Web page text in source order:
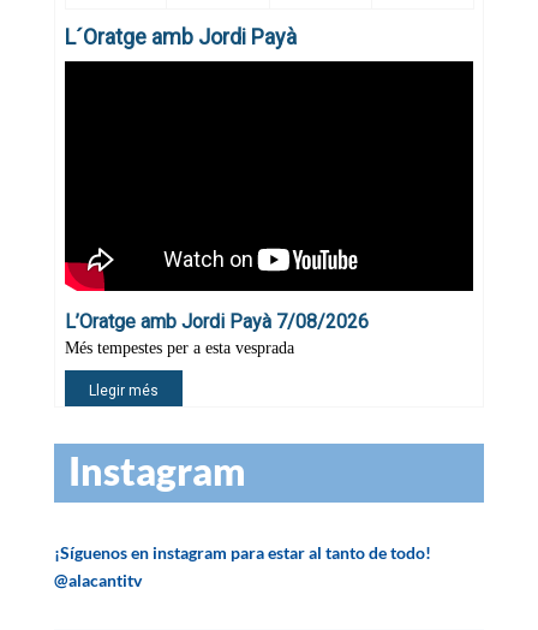
Instagram
¡Síguenos en instagram para estar al tanto de todo!
@alacantitv